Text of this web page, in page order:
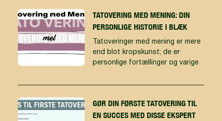
TATOVERING MED MENING: DIN
PERSONLIGE HISTORIE I BLÆK
Tatoveringer med mening er mere
end blot kropskunst; de er
personlige fortællinger og varige
GØR DIN FØRSTE TATOVERING TIL
EN SUCCES MED DISSE EKSPERT